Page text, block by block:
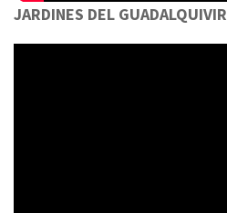
JARDINES DEL GUADALQUIVIR